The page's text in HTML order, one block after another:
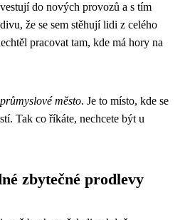
do nových provozů a s tím
že se sem stěhují lidi z celého
pracovat tam, kde má hory na
město. Je to místo, kde se
Tak co říkáte, nechcete být u
zbytečné prodlevy